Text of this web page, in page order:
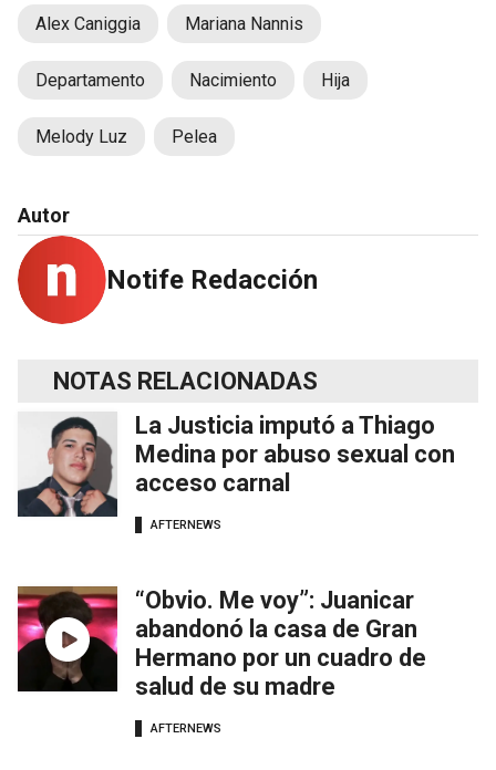
Alex Caniggia Mariana Nannis
Departamento Nacimiento Hija
Melody Luz Pelea
Autor
Notife Redacción
NOTAS RELACIONADAS
La Justicia imputó a Thiago
Medina por abuso sexual con
acceso carnal
AFTERNEWS
“Obvio. Me voy”: Juanicar
abandonó la casa de Gran
Hermano por un cuadro de
salud de su madre
AFTERNEWS